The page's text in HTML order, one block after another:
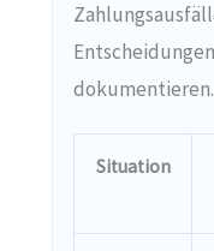
dokumentieren.
Situation